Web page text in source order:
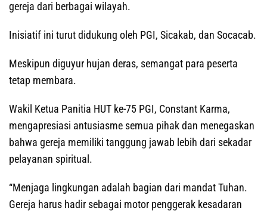
gereja dari berbagai wilayah.
Inisiatif ini turut didukung oleh PGI, Sicakab, dan Socacab.
Meskipun diguyur hujan deras, semangat para peserta
tetap membara.
Wakil Ketua Panitia HUT ke-75 PGI, Constant Karma,
mengapresiasi antusiasme semua pihak dan menegaskan
bahwa gereja memiliki tanggung jawab lebih dari sekadar
pelayanan spiritual.
“Menjaga lingkungan adalah bagian dari mandat Tuhan.
Gereja harus hadir sebagai motor penggerak kesadaran